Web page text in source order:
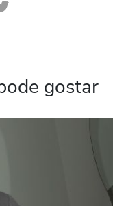
gostar